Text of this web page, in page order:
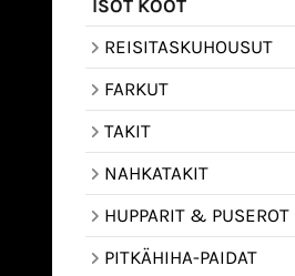
ISOT KOOT
REISITASKUHOUSUT
FARKUT
TAKIT
NAHKATAKIT
HUPPARIT & PUSEROT
PITKÄHIHA-PAIDAT